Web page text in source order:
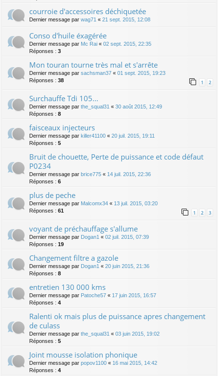
courroie d'accessoires déchiquetée
Dernier message par wag71 « 21 sept. 2015, 12:08
Conso d'huile éxagérée
Dernier message par Mc Rai « 02 sept. 2015, 22:35
Réponses : 3
Mon touran tourne très mal et s'arrête
Dernier message par sachsman37 « 01 sept. 2015, 19:23
Réponses : 38 1 2
Surchauffe Tdi 105...
Dernier message par the_squal31 « 30 août 2015, 12:49
Réponses : 8
faisceaux injecteurs
Dernier message par killer41100 « 20 juil. 2015, 19:11
Réponses : 5
Bruit de chouette, Perte de puissance et code défaut
P0234
Dernier message par brice775 « 14 juil. 2015, 22:36
Réponses : 6
plus de peche
Dernier message par Malcomx34 « 13 juil. 2015, 03:20
Réponses : 61 1 2 3
voyant de préchauffage s'allume
Dernier message par Dogan1 « 02 juil. 2015, 07:39
Réponses : 19
Changement filtre a gazole
Dernier message par Dogan1 « 20 juin 2015, 21:36
Réponses : 8
entretien 130 000 kms
Dernier message par Patoche57 « 17 juin 2015, 16:57
Réponses : 4
Ralenti ok mais plus de puissance apres changement
de culass
Dernier message par the_squal31 « 03 juin 2015, 19:02
Réponses : 5
Joint mousse isolation phonique
Dernier message par popov1100 « 16 mai 2015, 14:42
Réponses : 4